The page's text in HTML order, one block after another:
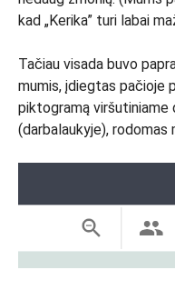
kad „Kerika” turi labai
Tačiau visada buvo
mumis, įdiegtas pačioje
piktogramą viršutiniame
(darbalaukyje), rodomas